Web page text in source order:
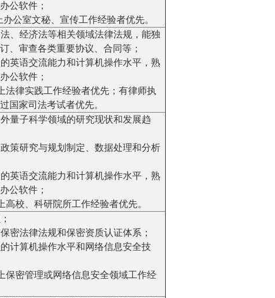
公软件；
公室文秘、宣传工作经验者优先。
、经济法等相关领域法律法规，能独
、审查各类重要协议、合同等；
英语交流能力和计算机操作水平，熟
公软件；
法律实践工作经验者优先；有律师执
国家司法考试者优先。
量子科学领域的研究现状和发展趋
策研究与规划制定、数据处理和分析
英语交流能力和计算机操作水平，熟
公软件；
高校、科研院所工作经验者优先。
密法律法规和保密资质认证体系；
计算机操作水平和网络信息安全技
保密管理或网络信息安全领域工作经